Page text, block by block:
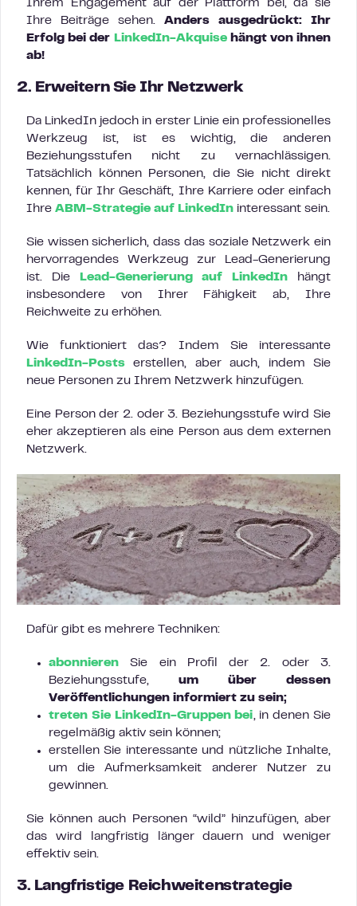
Ihrem Engagement auf der Plattform bei, da sie
Ihre Beiträge sehen. Anders ausgedrückt: Ihr
Erfolg bei der LinkedIn-Akquisehängt von ihnen
ab!
2. Erweitern Sie Ihr Netzwerk
Da LinkedIn jedoch in erster Linie ein professionelles
Werkzeug ist, ist es wichtig, die anderen
Beziehungsstufen nicht zu vernachlässigen.
Tatsächlich können Personen, die Sie nicht direkt
kennen, für Ihr Geschäft, Ihre Karriere oder einfach
Ihre ABM-Strategie auf LinkedIn interessant sein.
Sie wissen sicherlich, dass das soziale Netzwerk ein
hervorragendes Werkzeug zur Lead-Generierung
ist. Die
Lead-Generierung auf LinkedIn hängt
insbesondere von Ihrer Fähigkeit ab, Ihre
Reichweite zu erhöhen.
Wie funktioniert das? Indem Sie interessante
LinkedIn-Posts erstellen, aber auch, indem Sie
neue Personen zu Ihrem Netzwerk hinzufügen.
Eine Person der 2. oder 3. Beziehungsstufe wird Sie
eher akzeptieren als eine Person aus dem externen
Netzwerk.
Dafür gibt es mehrere Techniken:
abonnieren Sie ein Profil der 2. oder 3.
Beziehungsstufe, um über dessen
Veröffentlichungen informiert zu sein;
treten Sie LinkedIn-Gruppen bei, in denen Sie
regelmäßig aktiv sein können;
erstellen Sie interessante und nützliche Inhalte,
um die Aufmerksamkeit anderer Nutzer zu
gewinnen.
Sie können auch Personen “wild” hinzufügen, aber
das wird langfristig länger dauern und weniger
effektiv sein.
3. Langfristige Reichweitenstrategie